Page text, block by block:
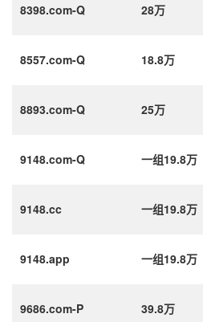
8398.com-Q 28万
8557.com-Q 18.8万
8893.com-Q 25万
9148.com-Q 一组19.8万
9148.cc 一组19.8万
9148.app 一组19.8万
9686.com-P 39.8万